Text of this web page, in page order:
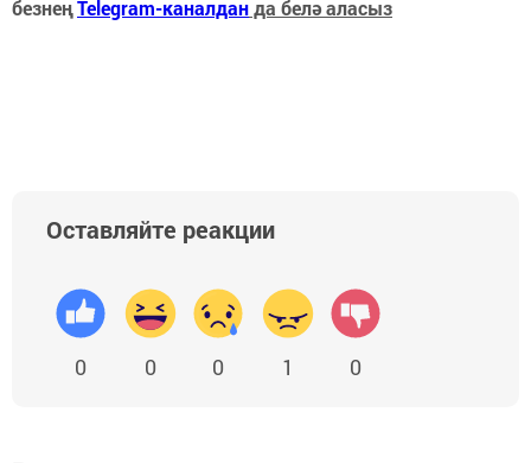
безнеңTelegram-каналданда белә аласыз
Оставляйте реакции
0 0 0 1 0